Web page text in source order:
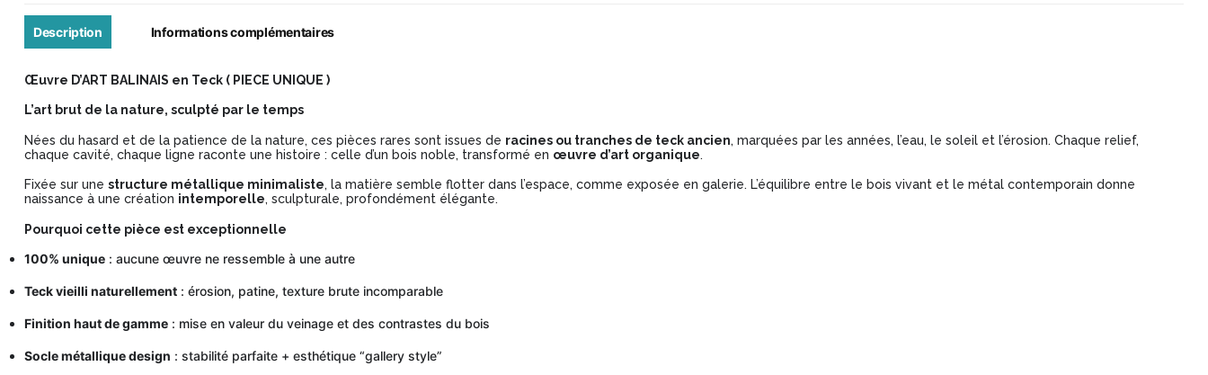
Description Informations complémentaires
Œuvre D’ART BALINAIS en Teck ( PIECE UNIQUE )
L’art brut de la nature, sculpté par le temps
Nées du hasard et de la patience de la nature, ces pièces rares sont issues de racines ou tranches de teck ancien, marquées par les années, l’eau, le soleil et l’érosion. Chaque relief,
chaque cavité, chaque ligne raconte une histoire : celle d’un bois noble, transformé en œuvre d’art organique.
Fixée sur une structure métallique minimaliste, la matière semble flotter dans l’espace, comme exposée en galerie. L’équilibre entre le bois vivant et le métal contemporain donne
naissance à une création intemporelle, sculpturale, profondément élégante.
Pourquoi cette pièce est exceptionnelle
100% unique: aucune œuvre ne ressemble à une autre
Teck vieilli naturellement: érosion, patine, texture brute incomparable
Finition haut de gamme: mise en valeur du veinage et des contrastes du bois
Socle métallique design : stabilité parfaite + esthétique “gallery style”